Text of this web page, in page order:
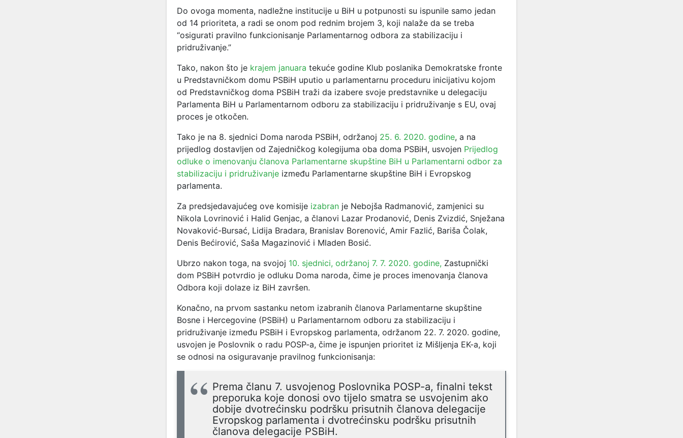
Do ovoga momenta, nadležne institucije u BiH u potpunosti su ispunile samo jedan
od 14 prioriteta, a radi se onom pod rednim brojem 3, koji nalaže da se treba
“osigurati pravilno funkcionisanje Parlamentarnog odbora za stabilizaciju i
pridruživanje.”
Tako, nakon što je krajem januara tekuće godine Klub poslanika Demokratske fronte
u Predstavničkom domu PSBiH uputio u parlamentarnu proceduru inicijativu kojom
od Predstavničkog doma PSBiH traži da izabere svoje predstavnike u delegaciju
Parlamenta BiH u Parlamentarnom odboru za stabilizaciju i pridruživanje s EU, ovaj
proces je otkočen.
Tako je na 8. sjednici Doma naroda PSBiH, održanoj 25. 6. 2020. godine, a na
prijedlog dostavljen od Zajedničkog kolegijuma oba doma PSBiH, usvojen Prijedlog
odluke o imenovanju članova Parlamentarne skupštine BiH u Parlamentarni odbor za
stabilizaciju i pridruživanje između Parlamentarne skupštine BiH i Evropskog
parlamenta.
Za predsjedavajućeg ove komisije izabran je Nebojša Radmanović, zamjenici su
Nikola Lovrinović i Halid Genjac, a članovi Lazar Prodanović, Denis Zvizdić, Snježana
Novaković-Bursać, Lidija Bradara, Branislav Borenović, Amir Fazlić, Bariša Čolak,
Denis Bećirović, Saša Magazinović i Mladen Bosić.
Ubrzo nakon toga, na svojoj 10. sjednici, održanoj 7. 7. 2020. godine, Zastupnički
dom PSBiH potvrdio je odluku Doma naroda, čime je proces imenovanja članova
Odbora koji dolaze iz BiH završen.
Konačno, na prvom sastanku netom izabranih članova Parlamentarne skupštine
Bosne i Hercegovine (PSBiH) u Parlamentarnom odboru za stabilizaciju i
pridruživanje između PSBiH i Evropskog parlamenta, održanom 22. 7. 2020. godine,
usvojen je Poslovnik o radu POSP-a, čime je ispunjen prioritet iz Mišljenja EK-a, koji
se odnosi na osiguravanje pravilnog funkcionisanja:
Prema članu 7. usvojenog Poslovnika POSP-a, finalni tekst
preporuka koje donosi ovo tijelo smatra se usvojenim ako
dobije dvotrećinsku podršku prisutnih članova delegacije
Evropskog parlamenta i dvotrećinsku podršku prisutnih
članova delegacije PSBiH.